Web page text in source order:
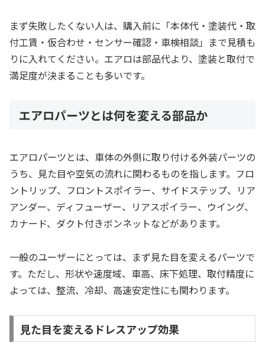
まず失敗したくない人は、購入前に「本体代・塗装代・取
付工賃・仮合わせ・センサー確認・車検相談」まで見積も
りに入れてください。エアロは部品代より、塗装と取付で
満足度が決まることも多いです。
エアロパーツとは何を変える部品か
エアロパーツとは、車体の外側に取り付ける外装パーツの
うち、見た目や空気の流れに関わるものを指します。フロ
ントリップ、フロントスポイラー、サイドステップ、リア
アンダー、ディフューザー、リアスポイラー、ウイング、
カナード、ダクト付きボンネットなどがあります。
一般のユーザーにとっては、まず見た目を変えるパーツで
す。ただし、形状や速度域、車高、床下処理、取付精度に
よっては、整流、冷却、高速安定性にも関わります。
見た目を変えるドレスアップ効果